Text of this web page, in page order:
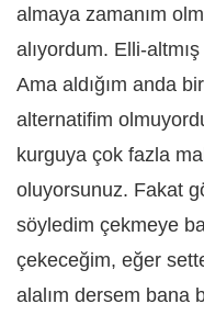
almaya zamanım
alıyordum. Elli-
Ama aldığım anda
alternatifim
kurguya çok fazla
oluyorsunuz. Fakat
söyledim çekmeye
çekeceğim, eğer
alalım dersem bana